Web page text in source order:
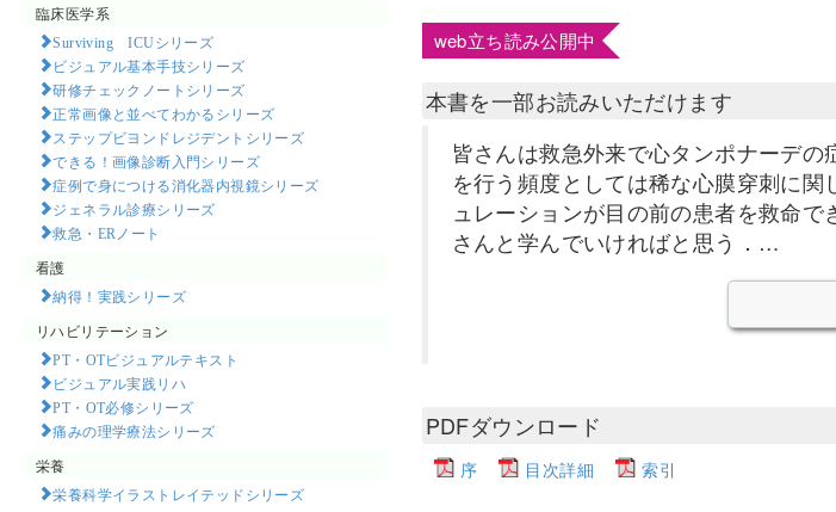
臨床医学系
Surviving ICUシリーズ
ビジュアル基本手技シリーズ
研修チェックノートシリーズ
正常画像と並べてわかるシリーズ
ステップビヨンドレジデントシリーズ
できる！画像診断入門シリーズ
症例で身につける消化器内視鏡シリーズ
ジェネラル診療シリーズ
救急・ERノート
看護
納得！実践シリーズ
リハビリテーション
PT・OTビジュアルテキスト
ビジュアル実践リハ
PT・OT必修シリーズ
痛みの理学療法シリーズ
栄養
栄養科学イラストレイテッドシリーズ
web立ち読み公開中
本書を一部お読みいただけます
皆さんは救急外来で心タンポナーデ
を行う頻度としては稀な心膜穿刺に
ュレーションが目の前の患者を救命
さんと学んでいければと思う．…
PDFダウンロード
序 目次詳細 索引